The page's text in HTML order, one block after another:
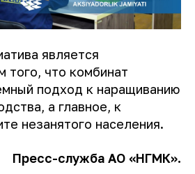
является
того, что комбинат
подход к наращиванию
а главное, к
незанятого населения.
Пресс-служба АО «НГМК».